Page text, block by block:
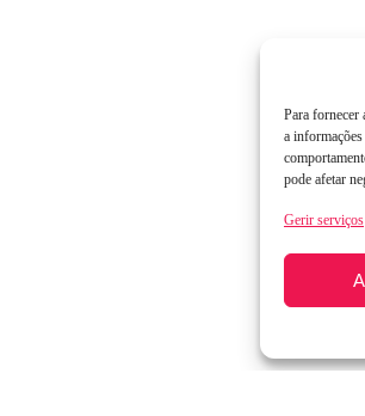
Para fornecer
a
pode afetar
Gerir serviços